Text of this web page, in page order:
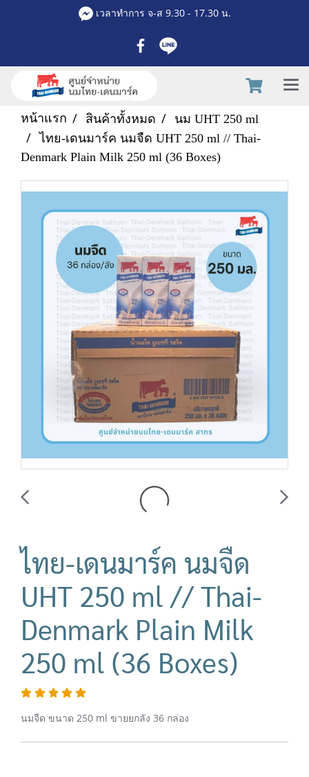
เวลาทำการ จ-ส 9.30 - 17.30 น.
หน้าแรก สินค้าทั้งหมด
นม UHT 250 ml
ไทย-เดนมาร์ค นมจืด UHT 250 ml // Thai-
Denmark Plain Milk 250 ml (36 Boxes)
ไทย-เดนมาร์ค นมจืด
UHT 250 ml // Thai-
Denmark Plain Milk
250 ml (36 Boxes)
นมจืด ขนาด 250 ml ขายยกลัง 36 กล่อง